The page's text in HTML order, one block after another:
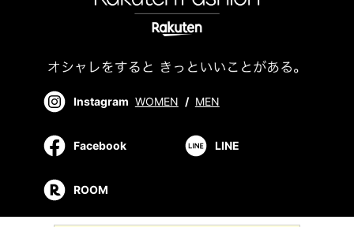
Instagram WOMEN / MEN
Facebook LINE
ROOM